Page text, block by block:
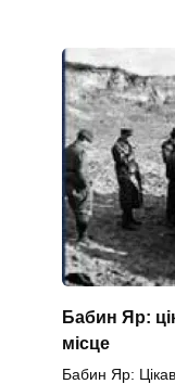
Бабин Яр:
місце
Бабин Яр: